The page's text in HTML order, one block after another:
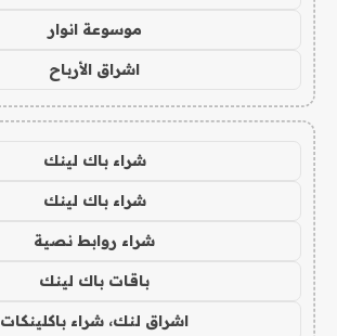
موسوعة انوار
اشراق الأرباح
شراء باك لينك
شراء باك لينك
شراء روابط نصية
باقات باك لينك
اشراق لنك، شراء باكلينكات